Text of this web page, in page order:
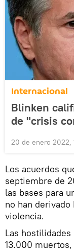
Internacional
Blinken
de "crisis
20 de enero 2022,
Los acuerdos
septiembre de
las bases para
no han derivado
violencia.
Las hostilidades
13.000